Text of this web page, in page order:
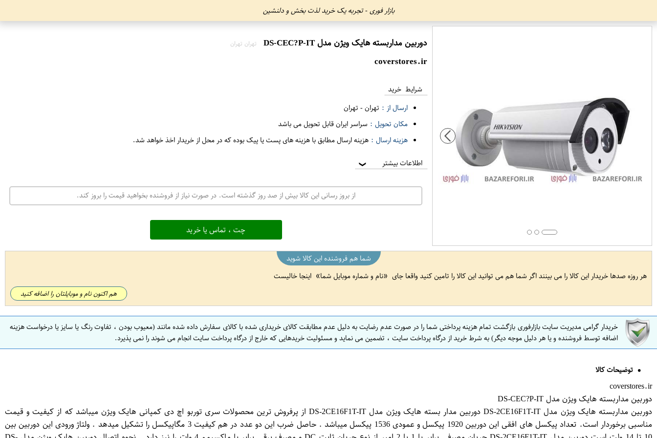
بازار فوری - تجربه یک خرید لذت بخش و دلنشین
دوربين مداربسته هايک ويژن مدل DS-CEC?P-IT تهران تهران
coverstores.ir
شرایط خرید
ارسال از : تهران- تهران
مکان تحویل : سراسر ایران قابل تحویل می باشد
هزینه ارسال : هزینه ارسال مطابق با هزینه های پست یا پیک بوده که در محل از خریدار اخذ خواهد شد.
اطلاعات بیشتر ❯
از بروز رسانی این کالا بیش از صد روز گذشته است. در صورت نیاز از فروشنده بخواهید قیمت را بروز کند.
چت ، تماس یا خرید
شما هم فروشنده این کالا شوید
هر روزه صدها خریدار این کالا را می بینند اگر شما هم می توانید این کالا را تامین کنید واقعا جای
نام و شماره موبایل شما اینجا خالیست
هم اکنون نام و موبایلتان را اضافه کنید
خریدار گرامی مدیریت سایت بازارفوری بازگشت تمام هزینه پرداختی شما را در صورت عدم رضایت به دلیل عدم مطابقت کالای خریداری شده با کالای سفارش داده شده مانند (معیوب بودن ، تفاوت رنگ یا سایز یا درخواست هزینه
اضافه توسط فروشنده و یا هر دلیل موجه دیگر) به شرط خرید از درگاه پرداخت سایت ، تضمین می نماید و مسئولیت خریدهایی که خارج از درگاه پرداخت سایت انجام می شوند را نمی پذیرد.
توضیحات کالا
coverstores.ir
دوربین مداربسته هایک ویژن مدل DS-CEC?P-IT
دوربین مداربسته هایک ویژن مدل DS-2CE16F1T-IT دوربین مدار بسته هایک ویژن مدل DS-2CE16F1T-IT از پرفروش ترین محصولات سری توربو اچ دی کمپانی هایک ویژن میباشد که از کیفیت و قیمت
مناسبی برخوردار است. تعداد پیکسل های افقی این دوربین 1920 پیکسل و عمودی 1536 پیکسل میباشد . حاصل ضرب این دو عدد در هم کیفیت 3 مگاپیکسل را تشکیل میدهد . ولتاژ ورودی این دوربین بین